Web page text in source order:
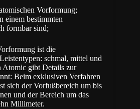
Vorformung;
einem bestimmten
formbar sind;
ist die
schmal, mittel und
Atomic gibt Details zur
Beim exklusiven Verfahren
sich der Vorfußbereich um bis
und der Bereich um das
Millimeter.